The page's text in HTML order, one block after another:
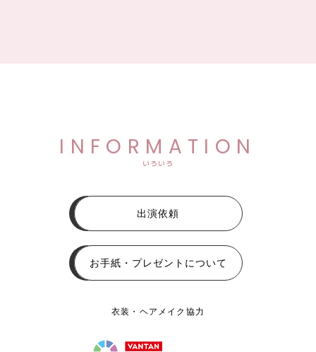
INFORMATION
いろいろ
出演依頼
お手紙・プレゼントについて
衣装・ヘアメイク協力